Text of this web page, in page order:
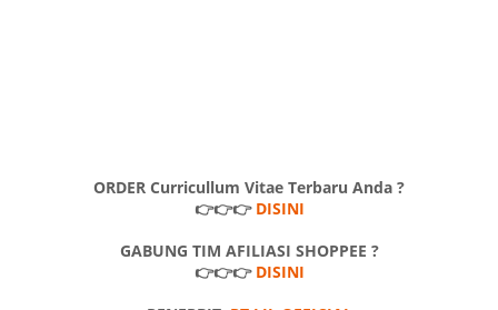
ORDER Curricullum Vitae Terbaru Anda ?
👉👉👉 DISINI
GABUNG TIM AFILIASI SHOPPEE ?
👉👉👉 DISINI